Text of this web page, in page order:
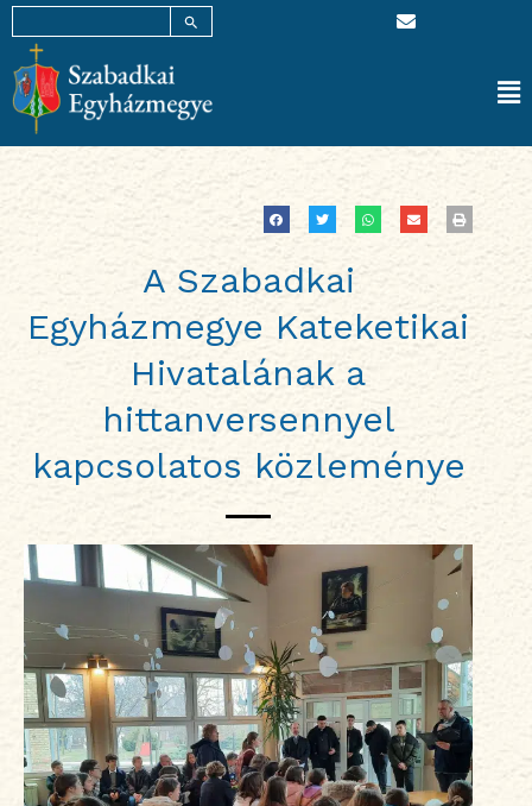
Skip
to
content
E
n
e
Search
for:
SEARCH BUTTON
A Szabadkai
Egyházmegye Kateketikai
Hivatalának a
hittanversennyel
kapcsolatos közleménye